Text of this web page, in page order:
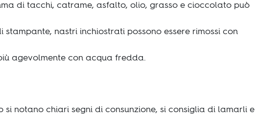
di tacchi, catrame, asfalto, olio, grasso e cioccolato può
stampante, nastri inchiostrati possono essere rimossi con
agevolmente con acqua fredda.
si notano chiari segni di consunzione, si consiglia di lamarli e